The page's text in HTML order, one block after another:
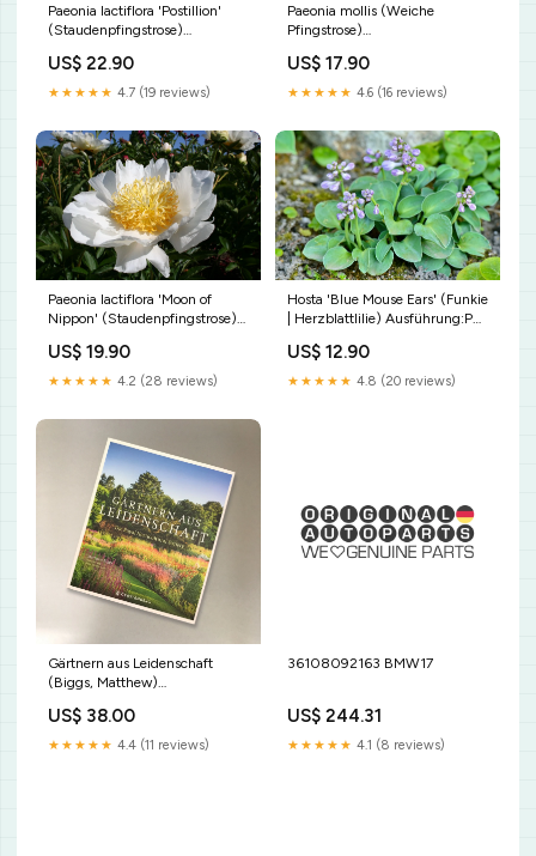
Paeonia lactiflora 'Postillion'
(Staudenpfingstrose)
US$ 22.90
★★★★★ 4.7 (19 reviews)
Paeonia mollis (Weiche
Pfingstrose)
US$ 17.90
★★★★★ 4.6 (16 reviews)
Paeonia lactiflora 'Moon of
Nippon' (Staudenpfingstrose)
US$ 19.90
★★★★★ 4.2 (28 reviews)
Hosta 'Blue Mouse Ears' (Funkie
| Herzblattlilie) Ausführung:P
US$ 12.90
★★★★★ 4.8 (20 reviews)
Gärtnern aus Leidenschaft
(Biggs, Matthew)
US$ 38.00
★★★★★ 4.4 (11 reviews)
36108092163 BMW17
US$ 244.31
★★★★★ 4.1 (8 reviews)